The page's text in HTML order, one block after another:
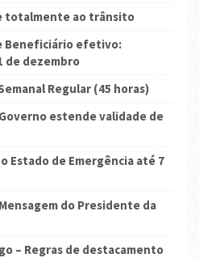
totalmente ao trânsito
Beneficiário efetivo:
de dezembro
Regular (45 horas)
Governo estende validade de
Estado de Emergência até 7
Mensagem do Presidente da
– Regras de destacamento